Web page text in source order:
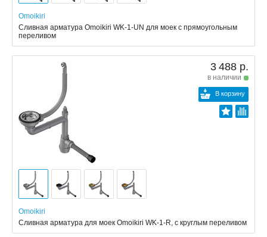
Omoikiri
Сливная арматура Omoikiri WK-1-UN для моек с прямоугольным
переливом
3 488 р.
в наличии
В корзину
Omoikiri
Сливная арматура для моек Omoikiri WK-1-R, с круглым переливом